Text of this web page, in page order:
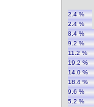
2.4 %
2.4 %
8.4 %
9.2 %
11.2 %
19.2 %
14.0 %
18.4 %
9.6 %
5.2 %